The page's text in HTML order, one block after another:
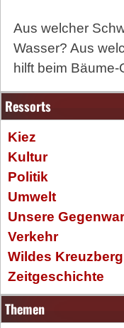
Aus welcher
Wasser? Aus
hilft beim Bäume-
Ressorts
Kiez
Kultur
Politik
Umwelt
Unsere
Verkehr
Wildes Kreuzberg
Zeitgeschichte
Themen